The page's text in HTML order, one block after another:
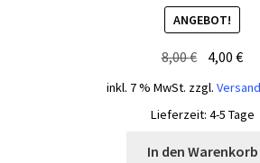
ANGEBOT!
8,00€
war:
8,00 €
4,00€
inkl. 7 % MwSt. zzgl.
Lieferzeit: 4-5 Tage
In den Warenkorb